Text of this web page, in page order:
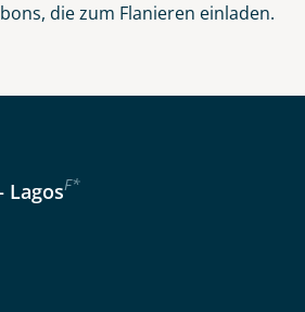
die zum Flanieren einladen.
LagosF*